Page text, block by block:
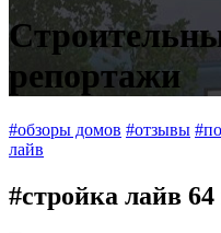
репортажи
#обзоры домов #отзывы
лайв
#стройка лайв 64